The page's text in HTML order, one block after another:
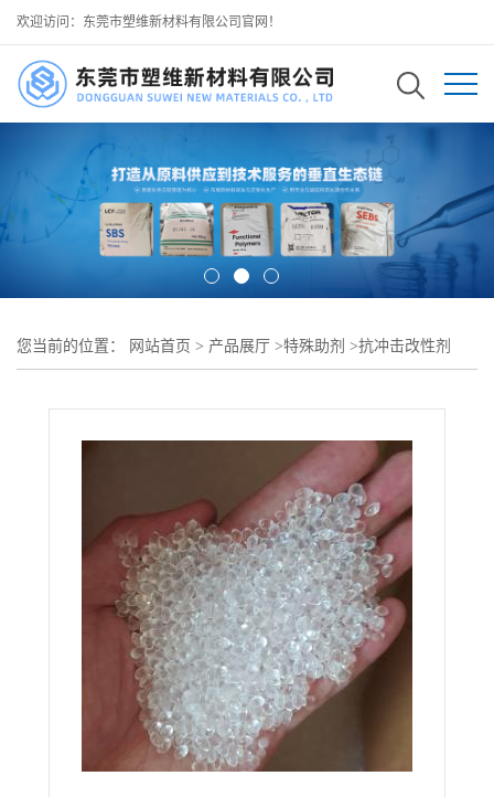
欢迎访问：东莞市塑维新材料有限公司官网！
您当前的位置： 网站首页 > 产品展厅 >特殊助剂 >抗冲击改性剂